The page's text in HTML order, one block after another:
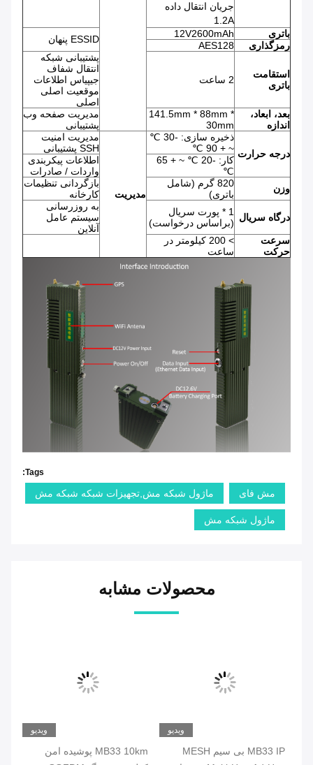
جریان انتقال داده
1.2A
باتری 12V2600mAh ESSID پنهان
رمزگذاری AES128
استقامت
باتری
2 ساعت
پشتیبانی شبکه
انتقال شفاف
جیپیاس اطلاعات
موقعیت اصلی
اصلی
بعد، ابعاد،
اندازه
141.5mm * 88mm *
30mm
مدیریت صفحه وب
پشتیبانی
درجه حرارت
ذخیره سازی: -30 ℃
~ + 90 ℃
مدیریت
مدیریت امنیت
SSH پشتیبانی
کار: -20 ℃ ~ + 65
℃
اطلاعات پیکربندی
واردات / صادرات
وزن
820 گرم (شامل
باتری)
بازگردانی تنظیمات
کارخانه
درگاه سریال
1 * پورت سریال
(براساس درخواست)
به روزرسانی
سیستم عامل
آنلاین
سرعت
حرکت
> 200 کیلومتر در
ساعت
Tags:
مش فای ماژول شبکه مش,تجهیزات شبکه شبکه مش
ماژول شبکه مش
محصولات مشابه
ویدیو
MB33 IP بی سیم MESH
ویدیو
MB33 10km پوشیده امن